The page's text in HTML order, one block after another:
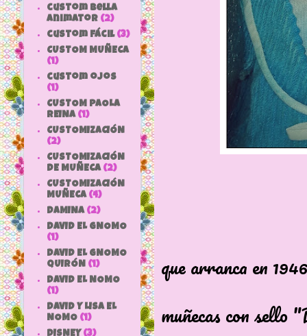
que arranca en
dónde se
muñecas con sello
custom bella
animator (2)
custom fácil (3)
CUSTOM MUÑECA
(1)
custom ojos
(1)
CUSTOM PAOLA
REINA (1)
CUSTOMIZACIÓN
(2)
CUSTOMIZACIÓN
DE MUÑECA (2)
CUSTOMIZACIÓN
MUÑECA (4)
DAMINA (2)
DAVID EL GNOMO
(1)
DAVID EL GNOMO
QUIRÓN (1)
DAVID EL NOMO
(1)
DAVID Y LISA EL
NOMO (1)
DISNEY (3)